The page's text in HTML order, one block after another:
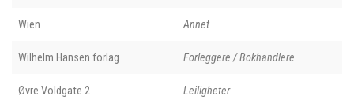
Wien Annet
Wilhelm Hansen forlag Forleggere / Bokhandlere
Øvre Voldgate 2 Leiligheter